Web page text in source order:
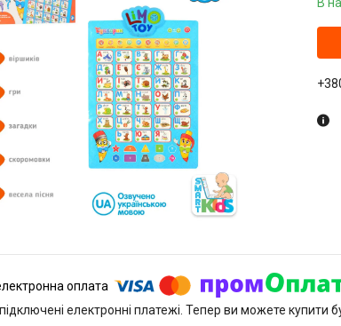
електронні платежі. Тепер ви можете купити